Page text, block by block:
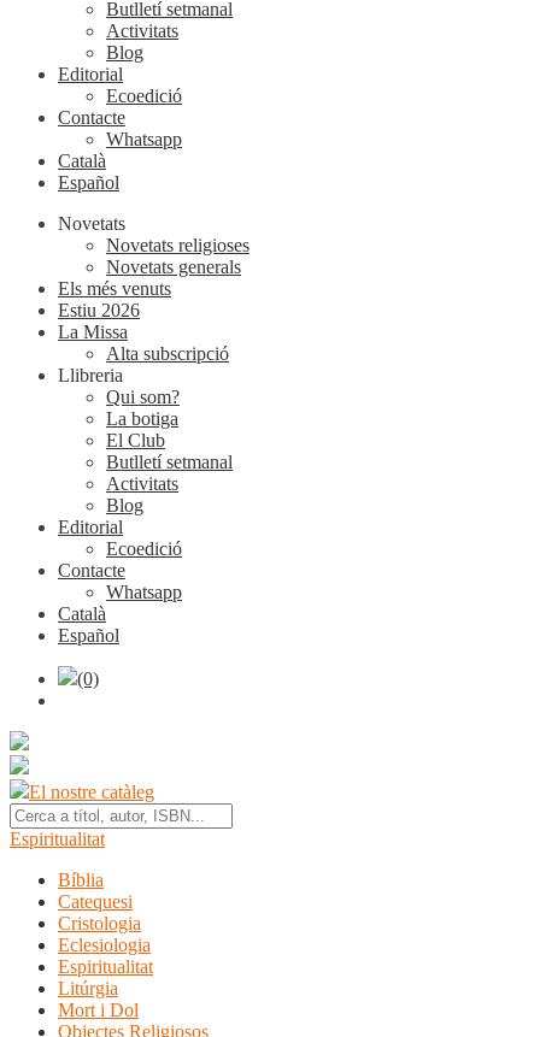
Butlletí setmanal
Activitats
Blog
Editorial
Ecoedició
Contacte
Whatsapp
Català
Español
Novetats
Novetats religioses
Novetats generals
Els més venuts
Estiu 2026
La Missa
Alta subscripció
Llibreria
Qui som?
La botiga
El Club
Butlletí setmanal
Activitats
Blog
Editorial
Ecoedició
Contacte
Whatsapp
Català
Español
(0)
El nostre catàleg
Espiritualitat
Bíblia
Catequesi
Cristologia
Eclesiologia
Espiritualitat
Litúrgia
Mort i Dol
Objectes Religiosos